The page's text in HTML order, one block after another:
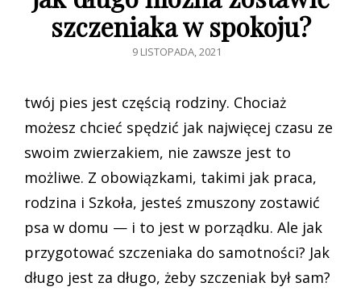
szczeniaka w spokoju?
POSTED
9 LISTOPADA, 2021
twój pies jest częścią rodziny. Chociaż
możesz chcieć spędzić jak najwięcej czasu ze
swoim zwierzakiem, nie zawsze jest to
możliwe. Z obowiązkami, takimi jak praca,
rodzina i Szkoła, jesteś zmuszony zostawić
psa w domu — i to jest w porządku. Ale jak
przygotować szczeniaka do samotności? Jak
długo jest za długo, żeby szczeniak był sam?